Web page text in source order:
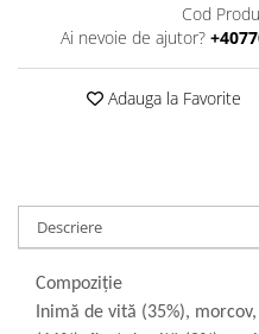
HRANA
Donatii hrana
petexpress PLUS+
Cod
Ai nevoie de ajutor?
Adauga la Favorite
Descriere
Compoziţie
Inimă de vită (35%),